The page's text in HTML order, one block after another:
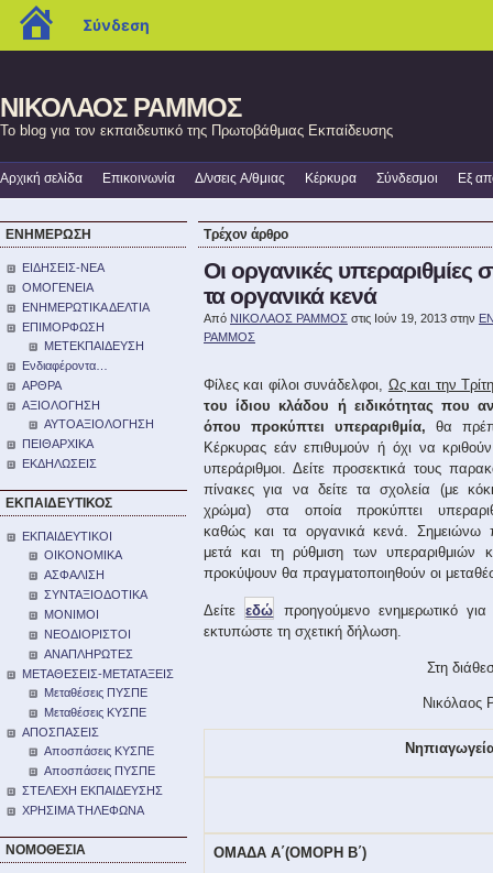
blogs.sch.gr
Σύνδεση
ΝΙΚΟΛΑΟΣ ΡΑΜΜΟΣ
Το blog για τον εκπαιδευτικό της Πρωτοβάθμιας Εκπαίδευσης
Αρχική σελίδα Επικοινωνία Δ/νσεις A/θμιας Κέρκυρα Σύνδεσμοι Εξ
Τρέχον άρθρο
Οι οργανικές
τα οργανικά κενά
Από ΝΙΚΟΛΑΟΣ ΡΑΜΜΟΣ στις Ιούν 19, 2013 στην
ΡΑΜΜΟΣ
Φίλες και φίλοι συνάδελφοι, Ως και την
του ίδιου κλάδου ή ειδικότητας που
όπου προκύπτει υπεραριθμία, θα
Κέρκυρας εάν επιθυμούν ή όχι να
υπεράριθμοι. Δείτε προσεκτικά τους
πίνακες για να δείτε τα σχολεία (με
χρώμα) στα οποία προκύπτει
καθώς και τα οργανικά κενά. Σημειώνω
μετά και τη ρύθμιση των
προκύψουν θα πραγματοποιηθούν οι
Δείτε εδώ προηγούμενο ενημερωτικό
εκτυπώστε τη σχετική δήλωση.
Στη
Νικόλαος
ΟΜΑΔΑ Α΄(ΟΜΟΡΗ Β΄)
ΕΝΗΜΕΡΩΣΗ
ΕΙΔΗΣΕΙΣ-ΝΕΑ
ΟΜΟΓΕΝΕΙΑ
ΕΝΗΜΕΡΩΤΙΚΑ ΔΕΛΤΙΑ
ΕΠΙΜΟΡΦΩΣΗ
ΜΕΤΕΚΠΑΙΔΕΥΣΗ
Ενδιαφέροντα…
ΑΡΘΡΑ
ΑΞΙΟΛΟΓΗΣΗ
ΑΥΤΟΑΞΙΟΛΟΓΗΣΗ
ΠΕΙΘΑΡΧΙΚΑ
ΕΚΔΗΛΩΣΕΙΣ
ΕΚΠΑΙΔΕΥΤΙΚΟΣ
ΕΚΠΑΙΔΕΥΤΙΚΟΙ
ΟΙΚΟΝΟΜΙΚΑ
ΑΣΦΑΛΙΣΗ
ΣΥΝΤΑΞΙΟΔΟΤΙΚΑ
ΜΟΝΙΜΟΙ
ΝΕΟΔΙΟΡΙΣΤΟΙ
ΑΝΑΠΛΗΡΩΤΕΣ
ΜΕΤΑΘΕΣΕΙΣ-ΜΕΤΑΤΑΞΕΙΣ
Μεταθέσεις ΠΥΣΠΕ
Μεταθέσεις ΚΥΣΠΕ
ΑΠΟΣΠΑΣΕΙΣ
Αποσπάσεις ΚΥΣΠΕ
Αποσπάσεις ΠΥΣΠΕ
ΣΤΕΛΕΧΗ ΕΚΠΑΙΔΕΥΣΗΣ
ΧΡΗΣΙΜΑ ΤΗΛΕΦΩΝΑ
ΝΟΜΟΘΕΣΙΑ